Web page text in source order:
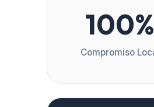
100%
Compromiso